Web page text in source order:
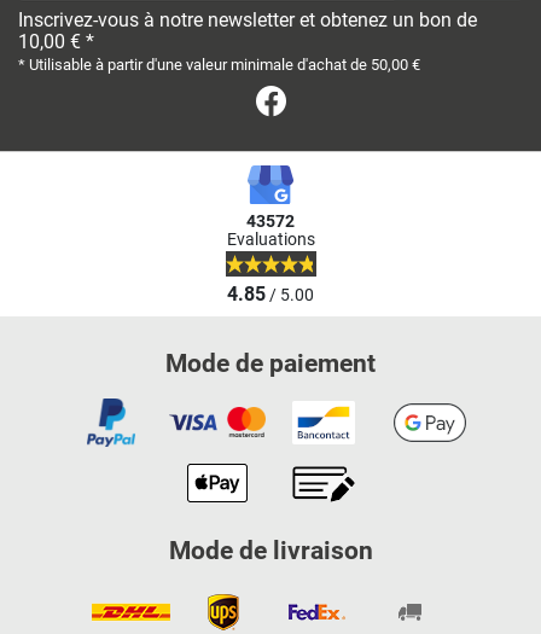
Inscrivez-vous à notre newsletter et obtenez un bon de
10,00 € *
* Utilisable à partir d'une valeur minimale d'achat de 50,00 €
43572
Evaluations
4.85/ 5.00
Mode de paiement
Mode de livraison